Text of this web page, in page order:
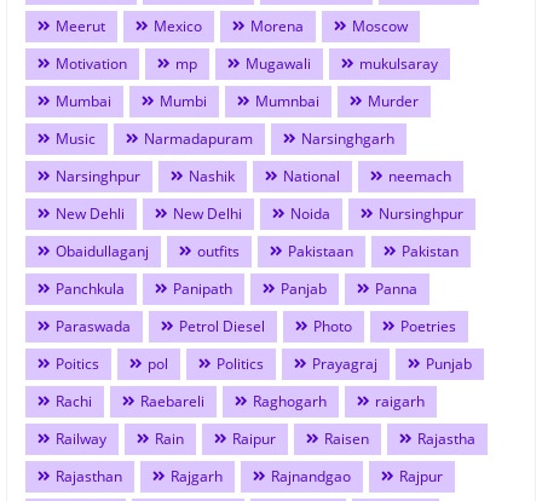
Meerut
Mexico Morena
Moscow
Motivation
mp Mugawali
mukulsaray
Mumbai
Mumbi Mumnbai
Murder
Music
Narmadapuram
Narsinghgarh
Narsinghpur
Nashik National
neemach
New Dehli
New Delhi Noida
Nursinghpur
Obaidullaganj
outfits Pakistaan
Pakistan
Panchkula
Panipath Panjab
Panna
Paraswada
Petrol Diesel Photo
Poetries
Poitics
pol Politics Prayagraj
Punjab
Rachi
Raebareli Raghogarh
raigarh
Railway
Rain Raipur Raisen
Rajastha
Rajasthan
Rajgarh Rajnandgao
Rajpur